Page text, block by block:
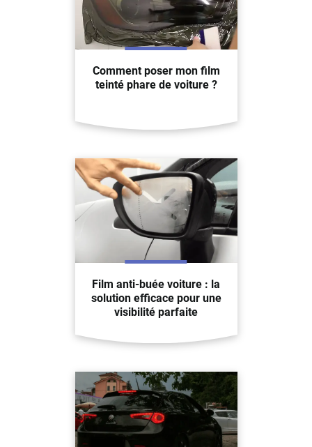
Comment poser mon film
teinté phare de voiture ?
Film anti-buée voiture : la
solution efficace pour une
visibilité parfaite